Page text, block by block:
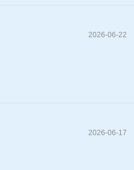
2026-06-22
2026-06-17